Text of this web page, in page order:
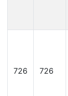
726 726